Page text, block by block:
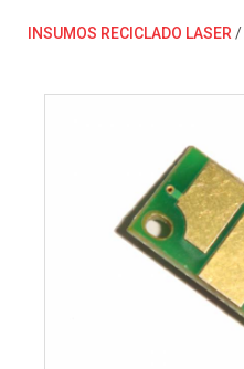
INSUMOS RECICLADO LASER/